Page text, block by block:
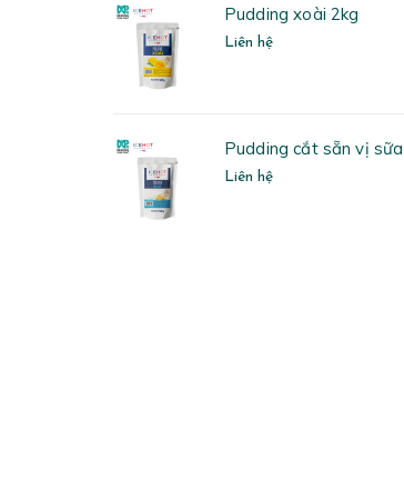
Pudding xoài 2kg
Liên hệ
Pudding cắt sẵn vị sữa
Liên hệ